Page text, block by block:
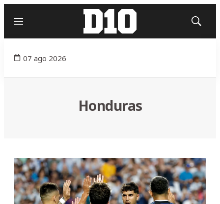
Menú
Mostrar
07 ago 2026
Honduras